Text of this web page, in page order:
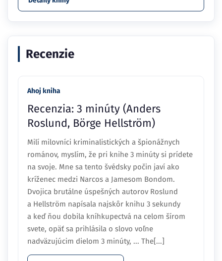
Recenzie
Ahoj kniha
Recenzia: 3 minúty (Anders
Roslund, Börge Hellström)
Milí milovníci kriminalistických a špionážnych
románov, myslím, že pri knihe 3 minúty si prídete
na svoje. Mne sa tento švédsky počin javí ako
kríženec medzi Narcos a Jamesom Bondom.
Dvojica brutálne úspešných autorov Roslund
a Hellström napísala najskôr knihu 3 sekundy
a keď ňou dobila kníhkupectvá na celom šírom
svete, opäť sa prihlásila o slovo voľne
nadväzujúcim dielom 3 minúty, ... The[...]